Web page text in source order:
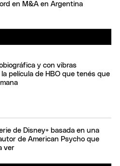
en M&A en Argentina
y con vibras
la película de HBO que tenés que
de Disney+ basada en una
de American Psycho que
ver